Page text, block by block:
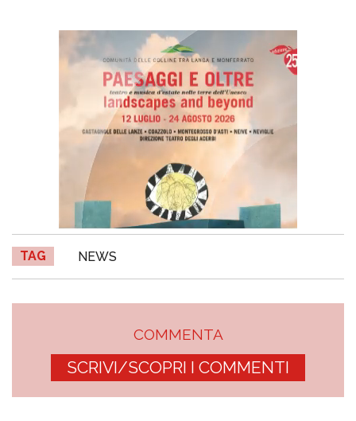
TAG NEWS
COMMENTA
SCRIVI/SCOPRI I COMMENTI